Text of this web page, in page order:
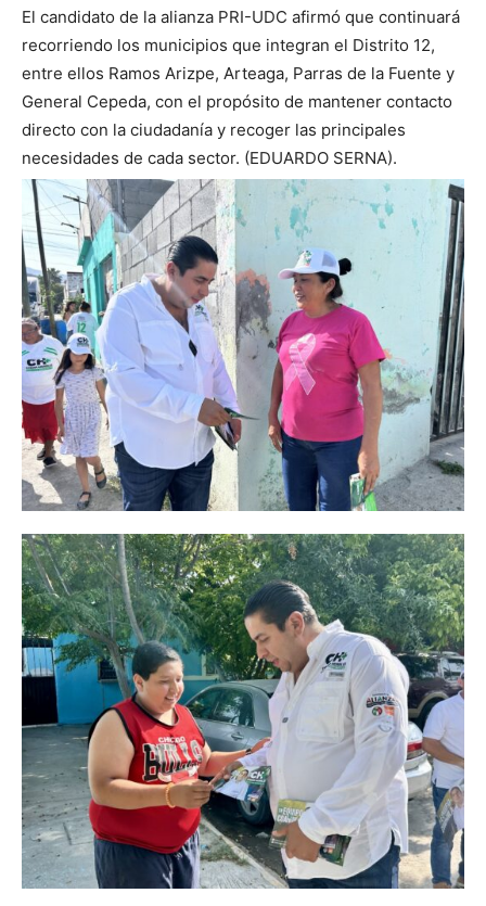
El candidato de la alianza PRI-UDC afirmó que continuará
recorriendo los municipios que integran el Distrito 12,
entre ellos Ramos Arizpe, Arteaga, Parras de la Fuente y
General Cepeda, con el propósito de mantener contacto
directo con la ciudadanía y recoger las principales
necesidades de cada sector. (EDUARDO SERNA).